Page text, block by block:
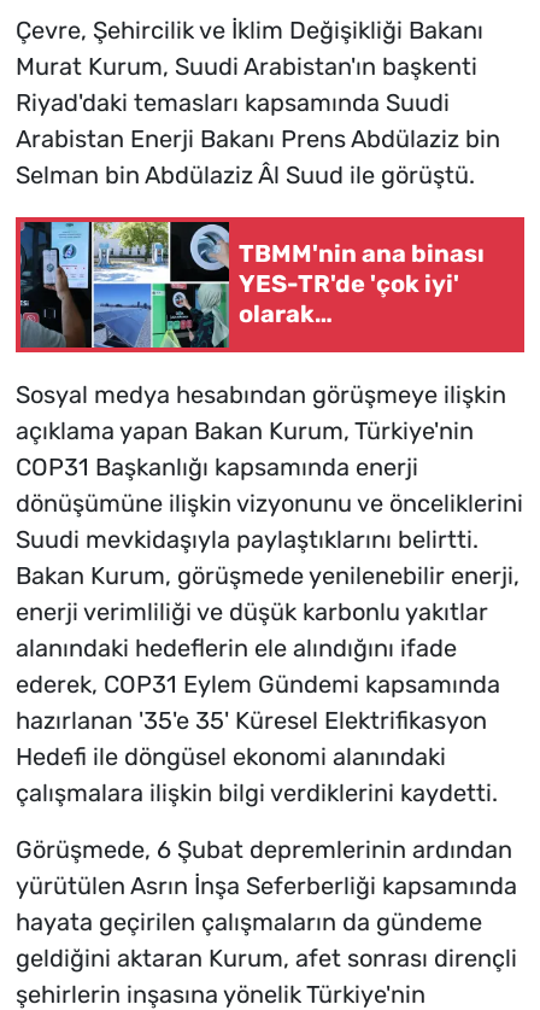
Çevre, Şehircilik ve İklim Değişikliği Bakanı
Murat Kurum, Suudi Arabistan'ın başkenti
Riyad'daki temasları kapsamında Suudi
Arabistan Enerji Bakanı Prens Abdülaziz bin
Selman bin Abdülaziz Âl Suud ile görüştü.
TBMM'nin ana binası
YES-TR'de 'çok iyi'
olarak
Sosyal medya hesabından görüşmeye ilişkin
açıklama yapan Bakan Kurum, Türkiye'nin
COP31 Başkanlığı kapsamında enerji
dönüşümüne ilişkin vizyonunu ve önceliklerini
Suudi mevkidaşıyla paylaştıklarını belirtti.
Bakan Kurum, görüşmede yenilenebilir enerji,
enerji verimliliği ve düşük karbonlu yakıtlar
alanındaki hedeflerin ele alındığını ifade
ederek, COP31 Eylem Gündemi kapsamında
hazırlanan '35'e 35' Küresel Elektrifikasyon
Hedefi ile döngüsel ekonomi alanındaki
çalışmalara ilişkin bilgi verdiklerini kaydetti.
Görüşmede, 6 Şubat depremlerinin ardından
yürütülen Asrın İnşa Seferberliği kapsamında
hayata geçirilen çalışmaların da gündeme
geldiğini aktaran Kurum, afet sonrası dirençli
şehirlerin inşasına yönelik Türkiye'nin